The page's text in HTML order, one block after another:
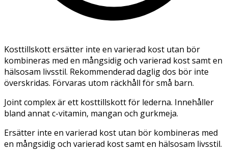
Kosttillskott ersätter inte en varierad kost utan bör
kombineras med en mångsidig och varierad kost samt en
hälsosam livsstil. Rekommenderad daglig dos bör inte
överskridas. Förvaras utom räckhåll för små barn.
Joint complex är ett kosttillskott för lederna. Innehåller
bland annat c-vitamin, mangan och gurkmeja.
Ersätter inte en varierad kost utan bör kombineras med
en mångsidig och varierad kost samt en hälsosam livsstil.